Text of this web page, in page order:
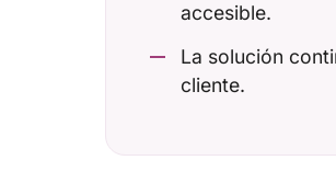
accesible.
La solución
cliente.